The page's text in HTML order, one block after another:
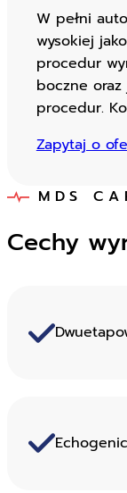
W pełni
wysokiej
procedur
boczne
procedur.
Zapytaj o
MDS
Cechy